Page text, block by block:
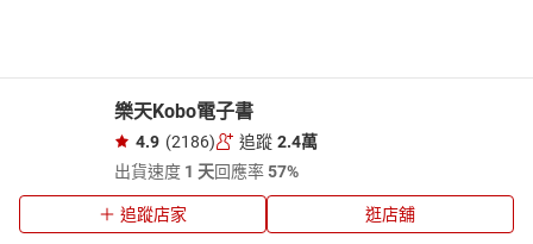
樂天Kobo電子書
4.9 (2186) 追蹤 2.4萬
出貨速度 1 天回應率57%
追蹤店家 逛店舖